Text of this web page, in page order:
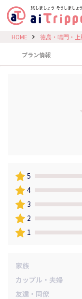
HOME 徳島・鳴門・上
プラン情報
5
4
3
2
1
家族
カップル・夫婦
友達・同僚